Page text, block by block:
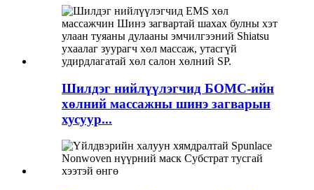
Шилдэг нийлүүлэгчид БОМС-ийн
хөлний массажны шинэ загварын
хусуур...